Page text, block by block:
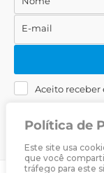
Política de
Este site usa
que você
tráfego para este
Nome
E-
mail
E-mail
Aceito